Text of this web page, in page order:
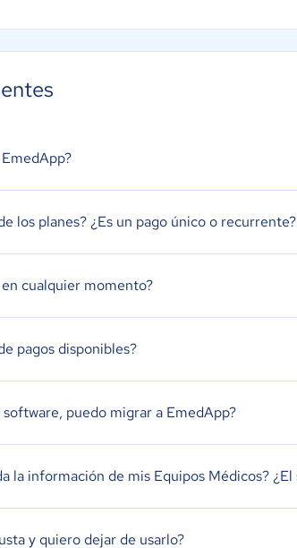
los planes? ¿Es un pago único o recurrente?
cualquier momento?
pagos disponibles?
puedo migrar a EmedApp?
la información de mis Equipos Médicos?
y quiero dejar de usarlo?